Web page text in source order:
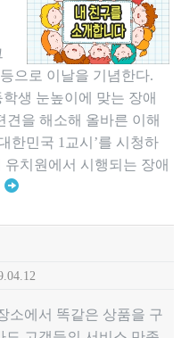
으로 이날을 기념한다.
생 눈높이에 맞는 장애
을 해소해 올바른 이해
한민국 1교시’를 시청하
유치원에서 시행되는 장애
소에서 똑같은 상품을 구